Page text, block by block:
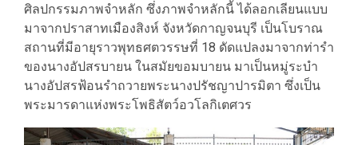
ศิลปกรรมภาพจำหลัก ซึ่งภาพจำหลักนี้ ได้ลอกเลียนแบบ
มาจากปราสาทเมืองสิงห์ จังหวัดกาญจนบุรี เป็นโบราณ
สถานที่มีอายุราวพุทธศตวรรษที่ 18 ดัดแปลงมาจากท่ารำ
ของนางอัปสรบายน ในสมัยขอมบายน มาเป็นหมู่ระบำ
นางอัปสรฟ้อนรำถวายพระนางปรัชญาปารมิตา ซึ่งเป็น
พระมารดาแห่งพระโพธิสัตว์อวโลกิเตศวร